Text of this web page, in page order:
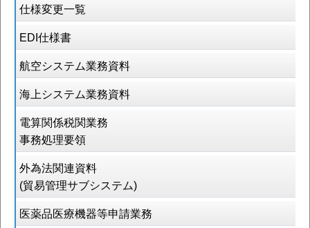
仕様変更一覧
EDI仕様書
航空システム業務資料
海上システム業務資料
電算関係税関業務
事務処理要領
外為法関連資料
(貿易管理サブシステム)
医薬品医療機器等申請業務